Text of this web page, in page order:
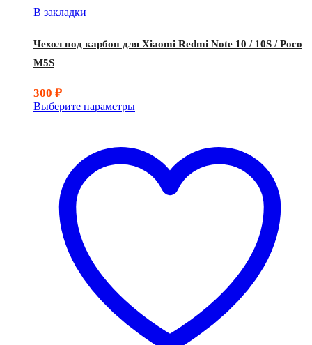
В закладки
Чехол под карбон для Xiaomi Redmi Note 10 / 10S / Poco
M5S
300 ₽
Выберите параметры